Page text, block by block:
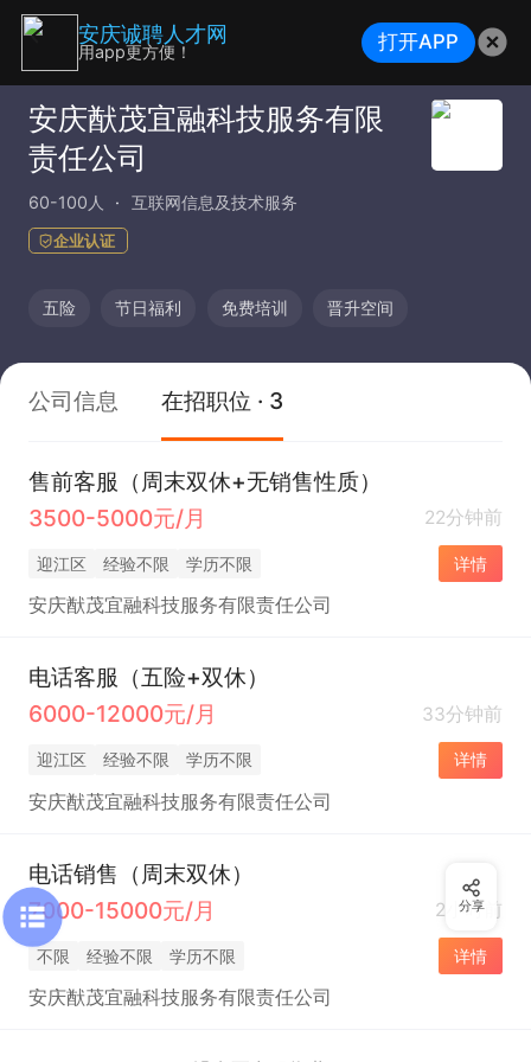
安庆猷茂宜融科技服务有限
责任公司
60-100人 互联网信息及技术服务
企业认证
五险 节日福利 免费培训 晋升空间
公司信息 在招职位 · 3
售前客服（周末双休+无销售性质）
3500-5000元/月
22分钟前
迎江区 经验不限 学历不限 详情
安庆猷茂宜融科技服务有限责任公司
电话客服（五险+双休）
6000-12000元/月
33分钟前
迎江区 经验不限 学历不限 详情
安庆猷茂宜融科技服务有限责任公司
电话销售（周末双休）
7000-15000元/月
2小时前
不限 经验不限 学历不限 详情
安庆猷茂宜融科技服务有限责任公司
分享
安庆诚聘人才网
用app更方便！ 打开APP